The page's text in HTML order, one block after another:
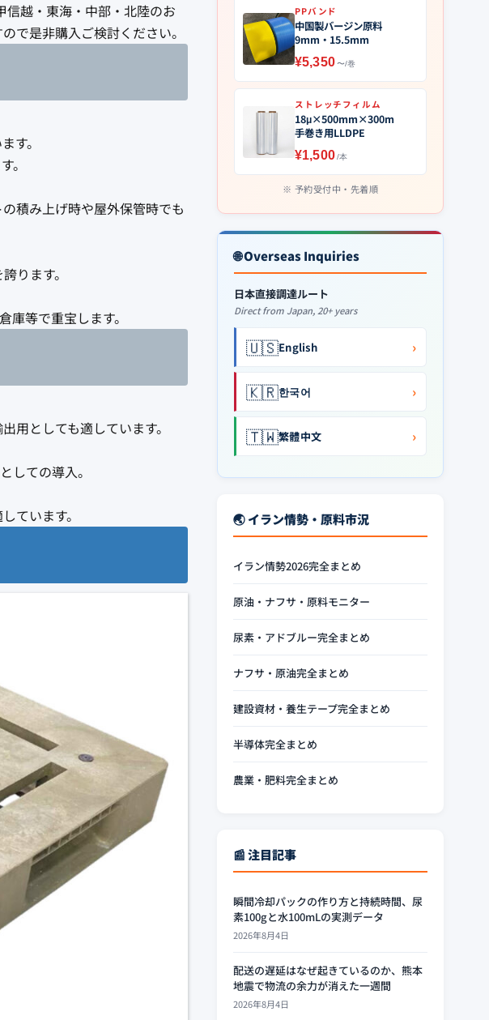
信越・東海・中部・北陸のお
で是非購入ご検討ください。
す。
。
積み上げ時や屋外保管時でも
ります。
等で重宝します。
用としても適しています。
しての導入。
ています。
PPバンド
中国製バージン原料
9mm・15.5mm
¥5,350〜/巻
ストレッチフィルム
18μ×500mm×300m
手巻き用LLDPE
¥1,500/本
予約受付中・先着順
🌐 Overseas Inquiries
日本直接調達ルート
Direct from Japan, 20+ years
🇺🇸English ›
🇰🇷한국어 ›
🇹🇼繁體中文 ›
🌏 イラン情勢・原料市況
イラン情勢2026完全まとめ
原油・ナフサ・原料モニター
尿素・アドブルー完全まとめ
ナフサ・原油完全まとめ
建設資材・養生テープ完全まとめ
半導体完全まとめ
農業・肥料完全まとめ
📰 注目記事
瞬間冷却パックの作り方と持続時間、尿
素100gと水100mLの実測データ
2026年8月4日
配送の遅延はなぜ起きているのか、熊本
地震で物流の余力が消えた一週間
2026年8月4日